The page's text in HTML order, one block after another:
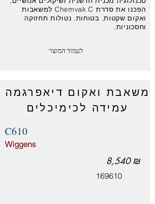
הפכנו את סדרת Chemvak C למשאבות
ואקום שקטות, בטוחות, נטולות תחזוקה
וחסכוניות.
לעמוד המוצר
משאבת ואקום דיאפרגמה
עמידה לכימיכלים
C610
Wiggens
8,540 ₪
169610